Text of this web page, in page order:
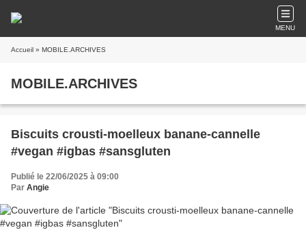
MENU
Accueil » MOBILE.ARCHIVES
MOBILE.ARCHIVES
Biscuits crousti-moelleux banane-cannelle
#vegan #igbas #sansgluten
Publié le 22/06/2025 à 09:00
Par Angie